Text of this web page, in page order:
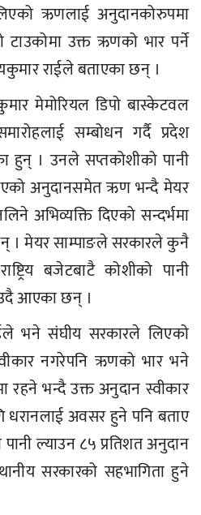
ऋणलाई अनुदानकोरुपमा
उक्त ऋणको भार पर्ने
राईले बताएका छन् ।
मेमोरियल डिपो बास्केटवल
सम्बोधन गर्दै प्रदेश
हुन् । उनले सप्तकोशीको पानी
अनुदानसमेत ऋण भन्दै मेयर
अभिव्यक्ति दिएको सन्दर्भमा
। मेयर साम्पाङले सरकारले कुनै
बजेटबाटै कोशीको पानी
आएका छन् ।
भने संघीय सरकारले लिएको
नगरेपनि ऋणको भार भने
रहने भन्दै उक्त अनुदान स्वीकार
धरानलाई अवसर हुने पनि बताए
ल्याउन ८५ प्रतिशत अनुदान
सरकारको सहभागिता हुने